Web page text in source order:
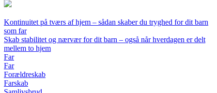
Kontinuitet på tværs af hjem – sådan skaber du tryghed for dit barn
som far
Skab stabilitet og nærvær for dit barn – også når hverdagen er delt
mellem to hjem
Far
Far
Forældreskab
Farskab